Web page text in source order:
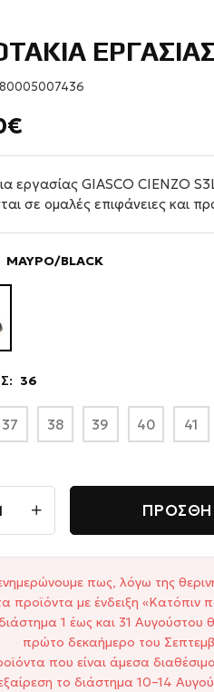
ΕΡΓΑΣΙΑΣ
εργασίας GIASCO CIENZO
σε ομαλές επιφάνειες και
ΜΑΥΡΟ/BLACK
36
37 38 39 40 41
πως, λόγω της
προϊόντα με ένδειξη
1 έως και 31
πρώτο δεκαήμερο του
που είναι άμεσα
το διάστημα 10–14